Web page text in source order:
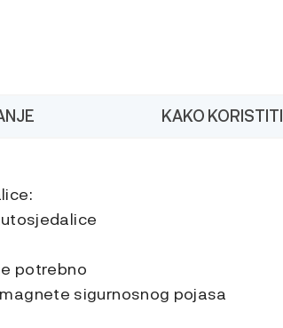
KAKO KORISTITI
potrebno
sigurnosnog pojasa